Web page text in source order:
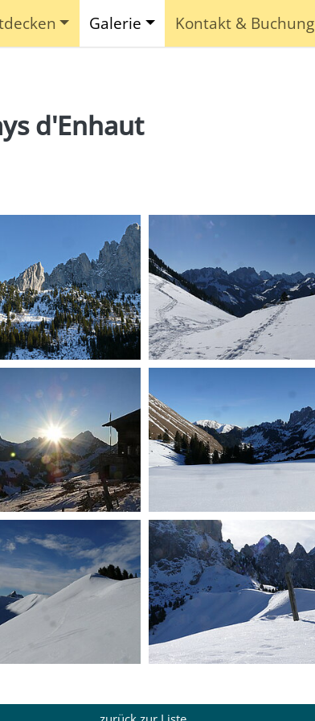
Galerie Kontakt & Buchung
d'Enhaut